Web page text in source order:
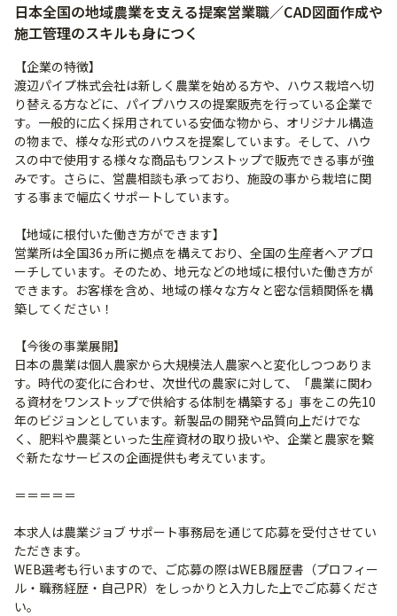
日本全国の地域農業を支える提案営業職／CAD図面作成や
施工管理のスキルも身につく
【企業の特徴】
渡辺パイプ株式会社は新しく農業を始める方や、ハウス栽培へ切
り替える方などに、パイプハウスの提案販売を行っている企業で
す。一般的に広く採用されている安価な物から、オリジナル構造
の物まで、様々な形式のハウスを提案しています。そして、ハウ
スの中で使用する様々な商品もワンストップで販売できる事が強
みです。さらに、営農相談も承っており、施設の事から栽培に関
する事まで幅広くサポートしています。
【地域に根付いた働き方ができます】
営業所は全国36ヵ所に拠点を構えており、全国の生産者へアプロ
ーチしています。そのため、地元などの地域に根付いた働き方が
できます。お客様を含め、地域の様々な方々と密な信頼関係を構
築してください！
【今後の事業展開】
日本の農業は個人農家から大規模法人農家へと変化しつつありま
す。時代の変化に合わせ、次世代の農家に対して、「農業に関わ
る資材をワンストップで供給する体制を構築する」事をこの先10
年のビジョンとしています。新製品の開発や品質向上だけでな
く、肥料や農薬といった生産資材の取り扱いや、企業と農家を繋
ぐ新たなサービスの企画提供も考えています。
＝＝＝＝＝
本求人は農業ジョブ サポート事務局を通じて応募を受付させてい
ただきます。
WEB選考も行いますので、ご応募の際はWEB履歴書（プロフィー
ル・職務経歴・自己PR）をしっかりと入力した上でご応募くださ
い。